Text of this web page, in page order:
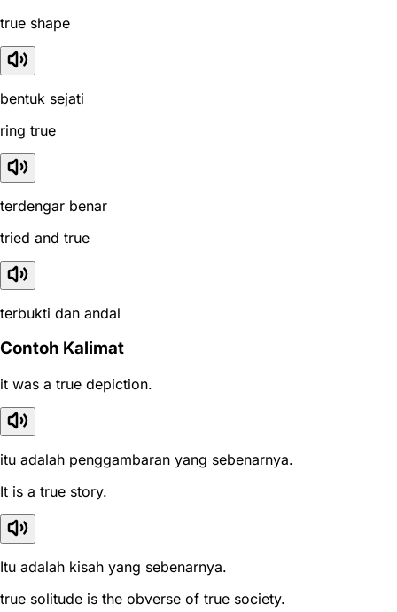
true shape
bentuk sejati
ring true
terdengar benar
tried and true
terbukti dan andal
Contoh Kalimat
it was a true depiction.
itu adalah penggambaran yang sebenarnya.
It is a true story.
Itu adalah kisah yang sebenarnya.
true solitude is the obverse of true society.